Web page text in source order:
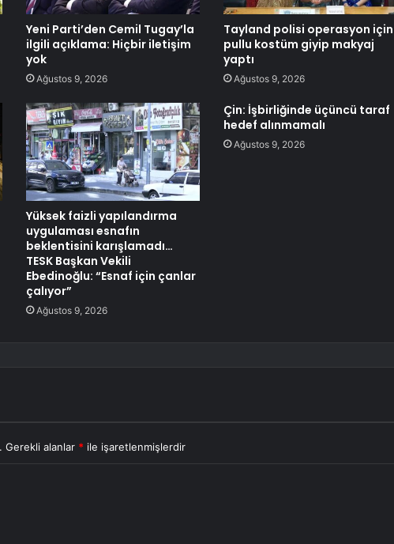
Yeni Parti’den Cemil Tugay’la
ilgili açıklama: Hiçbir iletişim
yok
Ağustos 9, 2026
Tayland polisi operasyon için
pullu kostüm giyip makyaj
yaptı
Ağustos 9, 2026
Yüksek faizli yapılandırma
uygulaması esnafın
beklentisini karışlamadı…
TESK Başkan Vekili
Ebedinoğlu: “Esnaf için çanlar
çalıyor”
Ağustos 9, 2026
Çin: İşbirliğinde üçüncü taraf
hedef alınmamalı
Ağustos 9, 2026
Gerekli alanlar * ile işaretlenmişlerdir